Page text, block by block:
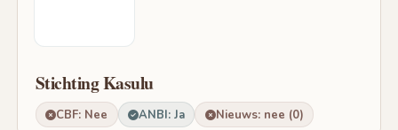
Stichting Kasulu
CBF: Nee ANBI: Ja Nieuws: nee (0)